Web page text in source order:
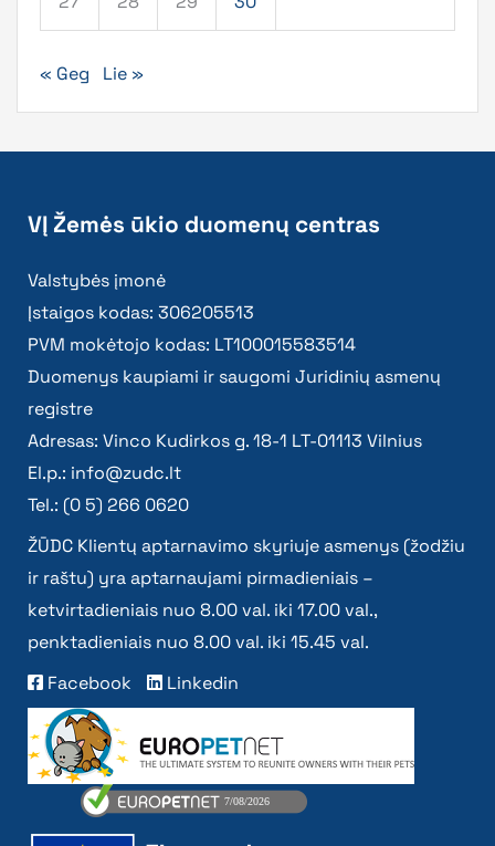
« Geg Lie »
VĮ Žemės ūkio duomenų centras
Valstybės įmonė
Įstaigos kodas: 306205513
PVM mokėtojo kodas: LT100015583514
Duomenys kaupiami ir saugomi Juridinių asmenų
registre
Adresas: Vinco Kudirkos g. 18-1 LT-01113 Vilnius
El.p.: info@zudc.lt
Tel.: (0 5) 266 0620
ŽŪDC Klientų aptarnavimo skyriuje asmenys (žodžiu
ir raštu) yra aptarnaujami pirmadieniais –
ketvirtadieniais nuo 8.00 val. iki 17.00 val.,
penktadieniais nuo 8.00 val. iki 15.45 val.
Facebook
Linkedin